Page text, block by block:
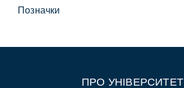
Позначки
ПРО УНІВЕРСИТЕТ